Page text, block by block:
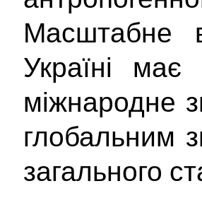
Масштабне
Україні
міжнародне
глобальним
загального